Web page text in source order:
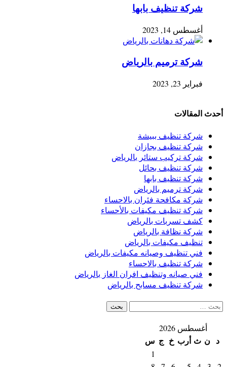
شركة تنظيف بابها
أغسطس 14, 2023
شركة ترميم بالرياض
فبراير 23, 2023
أحدث المقالات
شركة تنظيف ببيشة
شركة تنظيف بجازان
شركة تركيب ستائر بالرياض
شركة تنظيف بحائل
شركة تنظيف بابها
شركة ترميم بالرياض
شركة مكافحة فئران بالاحساء
شركة تنظيف مكيفات بالأحساء
كشف تسربات بالرياض
شركة نظافة بالرياض
تنظيف مكيفات بالرياض
فني تنظيف وصيانه مكيفات بالرياض
شركة تنظيف بالاحساء
فني صيانه وتنظيف افران الغاز بالرياض
شركة تنظيف مسابح بالرياض
البحث
عن:
أغسطس 2026
د ن ث أرب خ ج س
1